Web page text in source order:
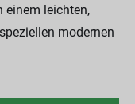
einem leichten,
modernen